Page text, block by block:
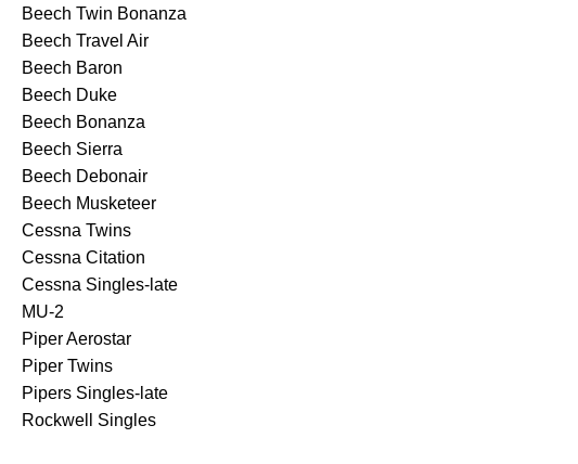
Beech Twin Bonanza
Beech Travel Air
Beech Baron
Beech Duke
Beech Bonanza
Beech Sierra
Beech Debonair
Beech Musketeer
Cessna Twins
Cessna Citation
Cessna Singles-late
MU-2
Piper Aerostar
Piper Twins
Pipers Singles-late
Rockwell Singles